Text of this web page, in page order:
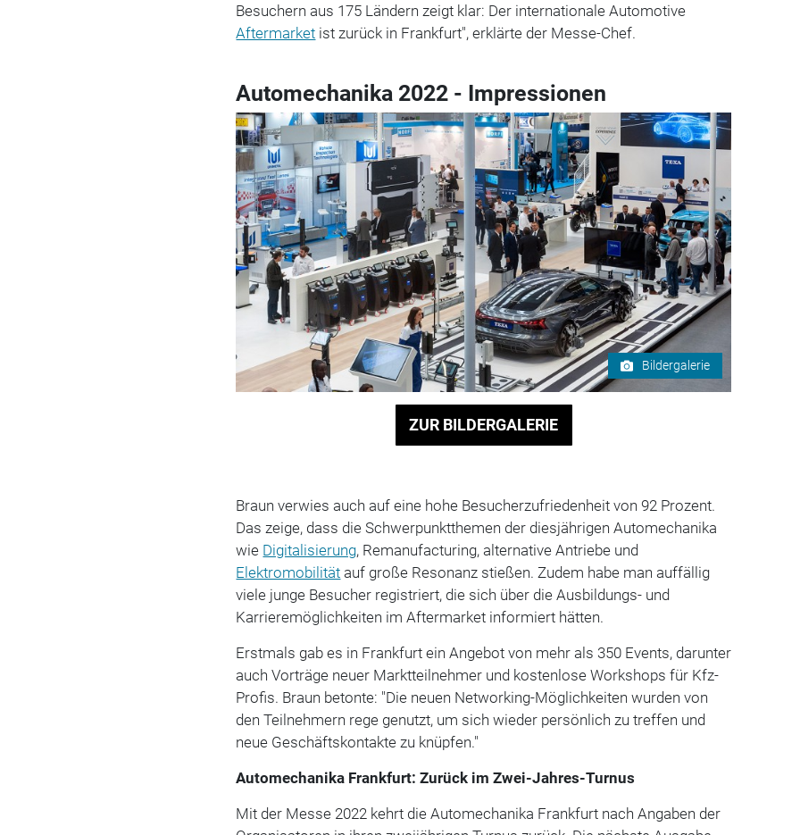
Besuchern aus 175 Ländern zeigt klar: Der internationale Automotive
Aftermarket ist zurück in Frankfurt", erklärte der Messe-Chef.
Automechanika 2022 - Impressionen
Bildergalerie
ZUR BILDERGALERIE
Braun verwies auch auf eine hohe Besucherzufriedenheit von 92 Prozent.
Das zeige, dass die Schwerpunktthemen der diesjährigen Automechanika
wie Digitalisierung, Remanufacturing, alternative Antriebe und
Elektromobilität auf große Resonanz stießen. Zudem habe man auffällig
viele junge Besucher registriert, die sich über die Ausbildungs- und
Karrieremöglichkeiten im Aftermarket informiert hätten.
Erstmals gab es in Frankfurt ein Angebot von mehr als 350 Events, darunter
auch Vorträge neuer Marktteilnehmer und kostenlose Workshops für Kfz-
Profis. Braun betonte: "Die neuen Networking-Möglichkeiten wurden von
den Teilnehmern rege genutzt, um sich wieder persönlich zu treffen und
neue Geschäftskontakte zu knüpfen."
Automechanika Frankfurt: Zurück im Zwei-Jahres-Turnus
Mit der Messe 2022 kehrt die Automechanika Frankfurt nach Angaben der